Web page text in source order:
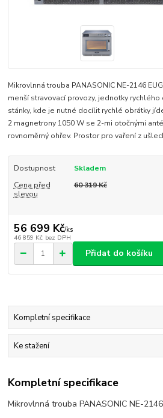
Mikrovlnná trouba PANASONIC NE-2146
menší stravovací provozy, jednotky
stánky, kde je nutné docílit rychlé obrátky
2 magnetrony 1050 W se 2-mi otočnými
rovnoměrný ohřev. Prostor pro vaření z
Dostupnost
Skladem
Cena před
slevou
60 319 Kč
56 699 Kč/ks
46 859 Kč bez DPH
Přidat do košíku
Kompletní specifikace
Ke stažení
Kompletní specifikace
Mikrovlnná trouba PANASONIC NE-